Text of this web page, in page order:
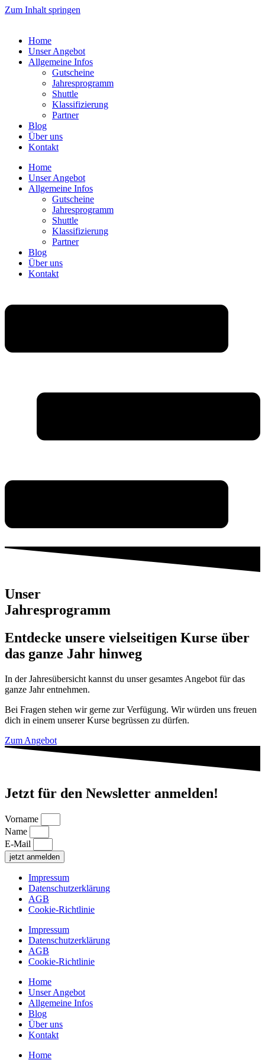
Zum Inhalt springen
Home
Unser Angebot
Allgemeine Infos
Gutscheine
Jahresprogramm
Shuttle
Klassifizierung
Partner
Blog
Über uns
Kontakt
Home
Unser Angebot
Allgemeine Infos
Gutscheine
Jahresprogramm
Shuttle
Klassifizierung
Partner
Blog
Über uns
Kontakt
Unser
Jahresprogramm
Entdecke unsere vielseitigen Kurse über
das ganze Jahr hinweg
In der Jahresübersicht kannst du unser gesamtes Angebot für das
ganze Jahr entnehmen.
Bei Fragen stehen wir gerne zur Verfügung. Wir würden uns freuen
dich in einem unserer Kurse begrüssen zu dürfen.
Zum Angebot
Jetzt für den Newsletter anmelden!
Vorname
Name
E-Mail
jetzt anmelden
Impressum
Datenschutzerklärung
AGB
Cookie-Richtlinie
Impressum
Datenschutzerklärung
AGB
Cookie-Richtlinie
Home
Unser Angebot
Allgemeine Infos
Blog
Über uns
Kontakt
Home